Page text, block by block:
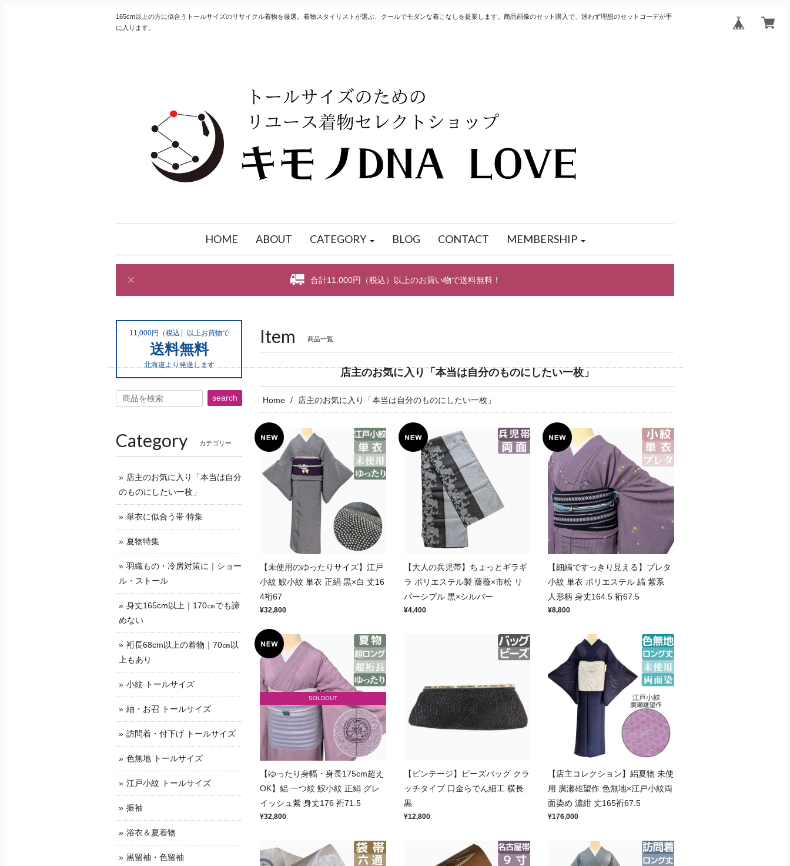
165cm以上の方に似合うトールサイズのリサイクル着物を厳選。着物スタイリストが選ぶ、クールでモダンな着こなしを提案します。商品画像のセット購入で、迷わず理想のセットコーデが手
に入ります。
HOME ABOUT CATEGORY BLOG CONTACT MEMBERSHIP
合計11,000円（税込）以上のお買い物で送料無料！
Item 商品一覧
店主のお気に入り「本当は自分のものにしたい一枚」
Home 店主のお気に入り「本当は自分のものにしたい一枚」
【未使用のゆったりサイズ】江戸
小紋 鮫小紋 単衣 正絹 黒×白 丈16
4裄67
¥32,800
【大人の兵児帯】ちょっとギラギ
ラ ポリエステル製 薔薇×市松 リ
バーシブル 黒×シルバー
¥4,400
【細縞ですっきり見える】プレタ
小紋 単衣 ポリエステル 縞 紫系
人形柄 身丈164.5 裄67.5
¥8,800
SOLDOUT
【ゆったり身幅・身長175cm超え
OK】絽 一つ紋 鮫小紋 正絹 グレ
イッシュ紫 身丈176 裄71.5
¥32,800
【ビンテージ】ビーズバッグ クラ
ッチタイプ 口金らでん細工 横長
黒
¥12,800
【店主コレクション】絽夏物 未使
用 廣瀬雄望作 色無地×江戸小紋両
面染め 濃紺 丈165裄67.5
¥176,000
11,000円（税込）以上お買物で
送料無料
北海道より発送します
search
Category カテゴリー
店主のお気に入り「本当は自分
のものにしたい一枚」
単衣に似合う帯 特集
夏物特集
羽織もの・冷房対策に｜ショー
ル・ストール
身丈165cm以上｜170㎝でも諦
めない
裄長68cm以上の着物｜70㎝以
上もあり
小紋 トールサイズ
紬・お召 トールサイズ
訪問着・付下げ トールサイズ
色無地 トールサイズ
江戸小紋 トールサイズ
振袖
浴衣＆夏着物
黒留袖・色留袖